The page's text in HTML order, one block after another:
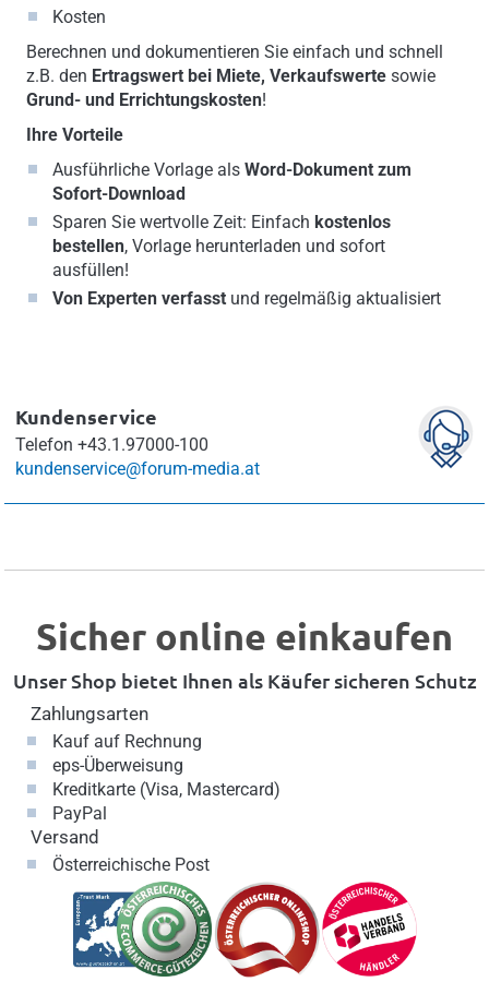
Kosten
Berechnen und dokumentieren Sie einfach und schnell
z.B. den Ertragswert bei Miete, Verkaufswertesowie
Grund- und Errichtungskosten!
Ihre Vorteile
Ausführliche Vorlage als Word-Dokument zum
Sofort-Download
Sparen Sie wertvolle Zeit: Einfach kostenlos
bestellen, Vorlage herunterladen und sofort
ausfüllen!
Von Experten verfasstund regelmäßig aktualisiert
Kundenservice
Telefon +43.1.97000-100
kundenservice@forum-media.at
Sicher online einkaufen
Unser Shop bietet Ihnen als Käufer sicheren Schutz
Zahlungsarten
Kauf auf Rechnung
eps-Überweisung
Kreditkarte (Visa, Mastercard)
PayPal
Versand
Österreichische Post